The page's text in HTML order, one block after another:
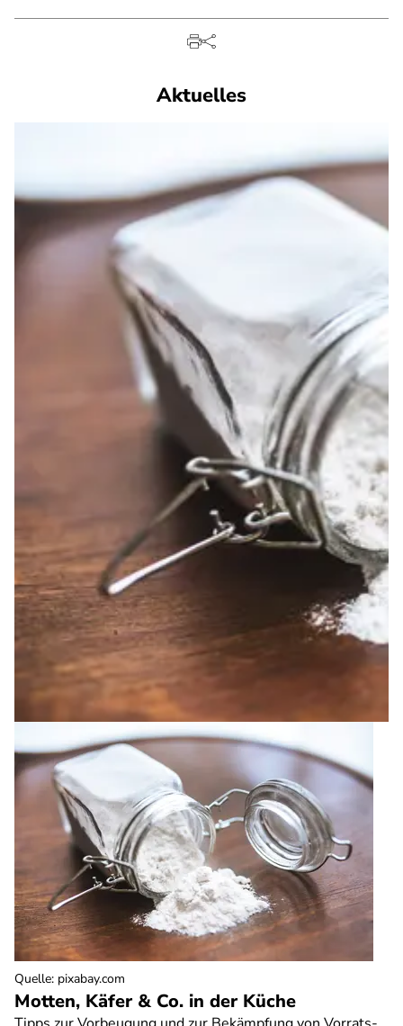
Aktuelles
Motten, Käfer & Co. in der Küche
Quelle: pixabay.com